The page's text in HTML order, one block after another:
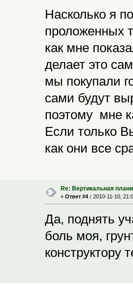
Насколько я
проложенных
как мне
делает это
мы покупали
сами будут
поэтому мне
Если только
как они все
Re: Вертикальная
« Ответ #4 : 2010-11-10,
Да, поднять
боль моя,
конструктору